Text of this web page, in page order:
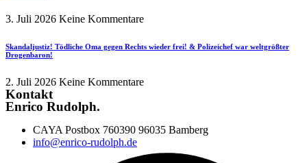
3. Juli 2026 Keine Kommentare
Skandaljustiz! Tödliche Oma gegen Rechts wieder frei! & Polizeichef war weltgrößter
Drogenbaron!
2. Juli 2026 Keine Kommentare
Kontakt
Enrico Rudolph.
CAYA Postbox 760390 96035 Bamberg
info@enrico-rudolph.de